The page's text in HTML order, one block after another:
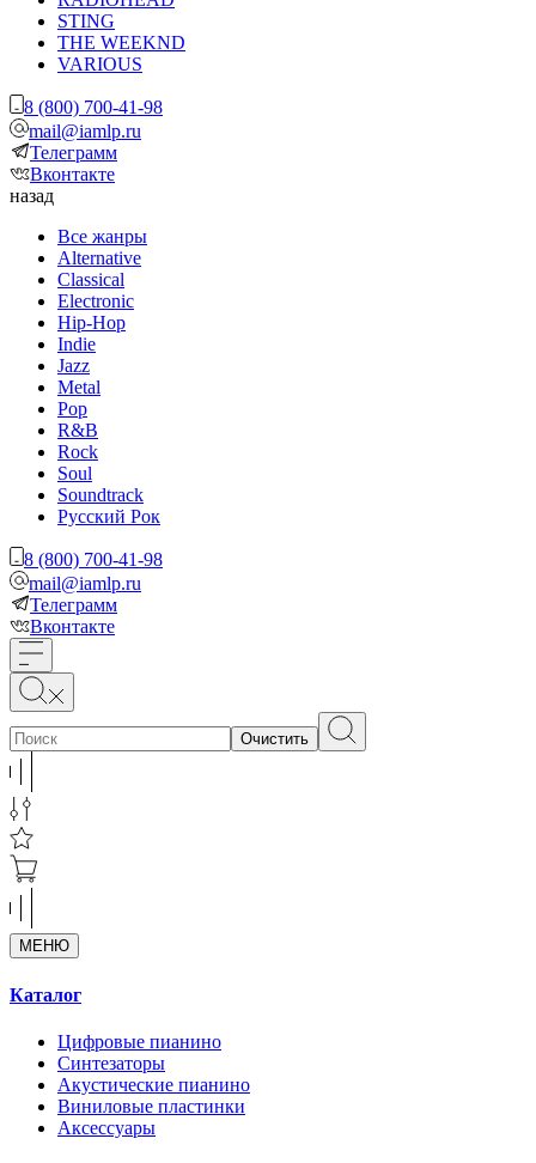
STING
THE WEEKND
VARIOUS
8 (800) 700-41-98
mail@iamlp.ru
Телеграмм
Вконтакте
назад
Все жанры
Alternative
Classical
Electronic
Hip-Hop
Indie
Jazz
Metal
Pop
R&B
Rock
Soul
Soundtrack
Русский Рок
8 (800) 700-41-98
mail@iamlp.ru
Телеграмм
Вконтакте
Очистить
МЕНЮ
Каталог
Цифровые пианино
Синтезаторы
Акустические пианино
Виниловые пластинки
Аксессуары